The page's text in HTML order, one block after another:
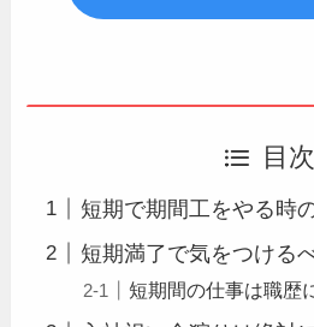
目次
短期で期間工をやる時
短期満了で気をつける
短期間の仕事は職歴